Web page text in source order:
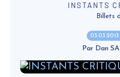
INSTANTS
Billets
03.03.2013
Par Dan